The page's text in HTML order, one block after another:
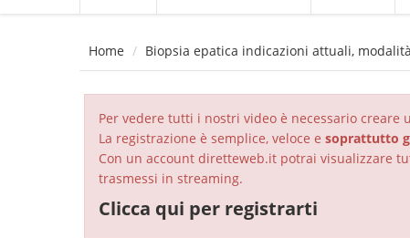
Home Biopsia epatica indicazioni attuali,
Per vedere tutti i nostri video è necessario creare
La registrazione è semplice, veloce e soprattutto
Con un account diretteweb.it potrai visualizzare
trasmessi in streaming.
Clicca qui per registrarti